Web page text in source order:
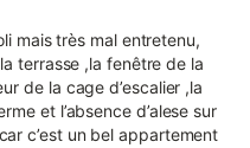
mais très mal entretenu,
terrasse ,la fenêtre de la
de la cage d’escalier ,la
et l’absence d’alese sur
c’est un bel appartement